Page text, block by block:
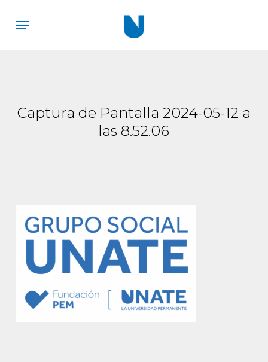
Menu
Captura de Pantalla 2024-05-12 a
las 8.52.06